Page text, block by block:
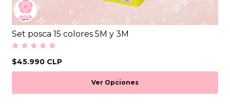
Set posca 15 colores 5M y 3M
$45.990 CLP
Ver Opciones